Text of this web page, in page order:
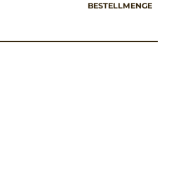
BESTELLMENGE